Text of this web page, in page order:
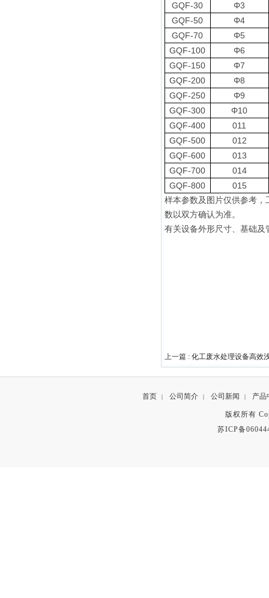
GQF-30
Φ3
GQF-50
Φ4
GQF-70
Φ5
GQF-100
Φ6
GQF-150
Φ7
GQF-200
Φ8
GQF-250
Φ9
GQF-300
Φ10
GQF-400
011
GQF-500
012
GQF-600
013
GQF-700
014
GQF-800
015
样本参数及图片仅供参考 ，
数以双方确认为准。
有关设备外形尺寸、基础
上一篇 : 化工废水处理设备高效
首页 | 公司简介 | 公司新闻 | 产品
版权所有
苏ICP备